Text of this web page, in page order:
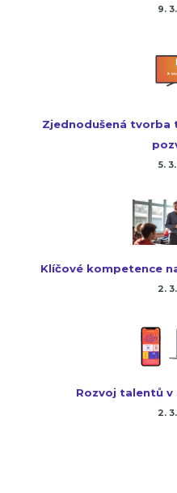
9.
Zjednodušená tvorba
5.
Klíčové kompetence
2.
Rozvoj talentů v
2.